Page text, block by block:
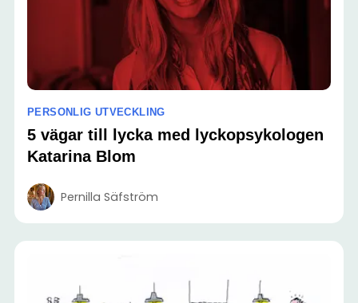
PERSONLIG UTVECKLING
5 vägar till lycka med lyckopsykologen
Katarina Blom
Pernilla Säfström